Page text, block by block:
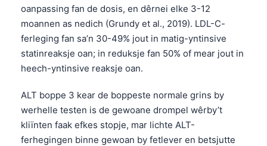
oanpassing fan de dosis, en dêrnei elke 3-12
moannen as nedich (Grundy et al., 2019). LDL-C-
ferleging fan sa’n 30-49% jout in matig-yntinsive
statinreaksje oan; in reduksje fan 50% of mear jout in
heech-yntinsive reaksje oan.
ALT boppe 3 kear de boppeste normale grins by
werhelle testen is de gewoane drompel wêrby’t
kliïnten faak efkes stopje, mar lichte ALT-
ferhegingen binne gewoan by fetlever en betsjutte